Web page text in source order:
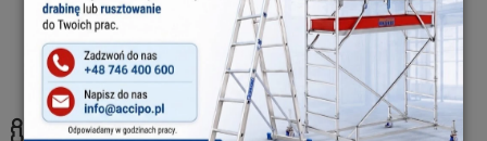
Regulacja do 23 cm, podpory ze
zintegrowaną gumową nakładką
wielowarstwowej
Dostępne dwie długości 2,00 m i
2,50 m
Szczegóły: